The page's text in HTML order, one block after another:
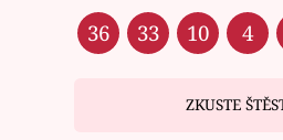
36 33 10 4
ZKUSTE